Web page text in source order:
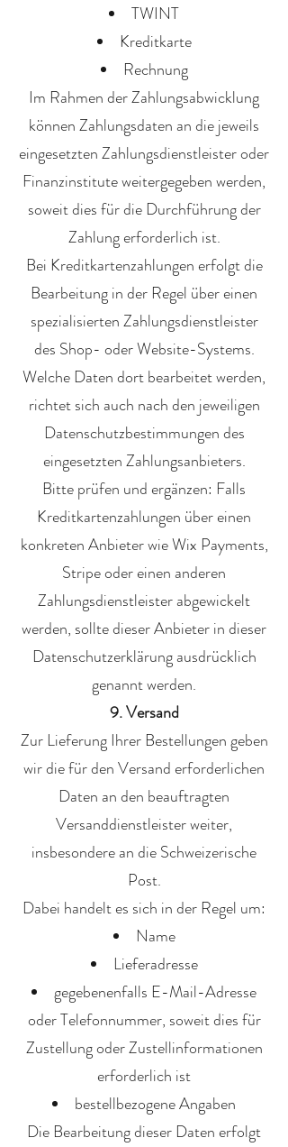
TWINT
Kreditkarte
Rechnung
Im Rahmen der Zahlungsabwicklung
können Zahlungsdaten an die jeweils
eingesetzten Zahlungsdienstleister oder
Finanzinstitute weitergegeben werden,
soweit dies für die Durchführung der
Zahlung erforderlich ist.
Bei Kreditkartenzahlungen erfolgt die
Bearbeitung in der Regel über einen
spezialisierten Zahlungsdienstleister
des Shop- oder Website-Systems.
Welche Daten dort bearbeitet werden,
richtet sich auch nach den jeweiligen
Datenschutzbestimmungen des
eingesetzten Zahlungsanbieters.
Bitte prüfen und ergänzen: Falls
Kreditkartenzahlungen über einen
konkreten Anbieter wie Wix Payments,
Stripe oder einen anderen
Zahlungsdienstleister abgewickelt
werden, sollte dieser Anbieter in dieser
Datenschutzerklärung ausdrücklich
genannt werden.
9. Versand
Zur Lieferung Ihrer Bestellungen geben
wir die für den Versand erforderlichen
Daten an den beauftragten
Versanddienstleister weiter,
insbesondere an die Schweizerische
Post.
Dabei handelt es sich in der Regel um:
Name
Lieferadresse
gegebenenfalls E-Mail-Adresse
oder Telefonnummer, soweit dies für
Zustellung oder Zustellinformationen
erforderlich ist
bestellbezogene Angaben
Die Bearbeitung dieser Daten erfolgt